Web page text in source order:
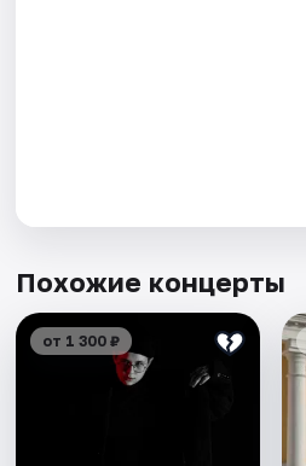
Похожие концерты
от 1 300 ₽